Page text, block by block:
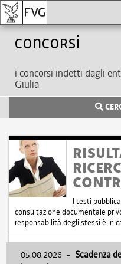
Concorsi
i concorsi indetti dagli
Giulia
I testi
consultazione documentale
responsabilità degli stessi è in
05.08.2026 - Scadenza